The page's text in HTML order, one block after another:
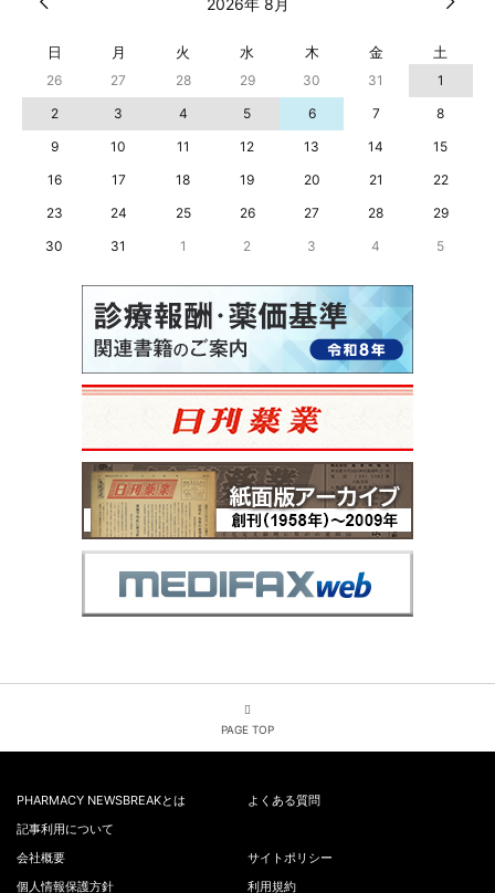
2026年 8月
日 月 火 水 木 金 土
26 27 28 29 30 31
1
2
3 4 5 6 7
8
9
10 11 12 13 14
15
16
17 18 19 20 21
22
23
24 25 26 27 28
29
30
31 1 2 3 4 5
PAGE TOP
PHARMACY NEWSBREAKとは
よくある質問
記事利用について
会社概要
サイトポリシー
個人情報保護方針
利用規約